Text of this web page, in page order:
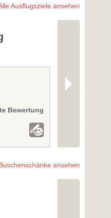
Ausflugsziele ansehen
Bewertung
Krahuletz
3730
Bezirk: Horn
INFOS
ansehen
Ewald